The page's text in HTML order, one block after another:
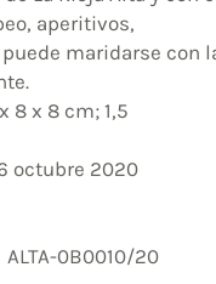
aperitivos,
maridarse con
Amazon.es desde ‏ : ‎ 26 octubre 2020
de modelo del producto ‏ : ‎ ALTA-0B0010/20